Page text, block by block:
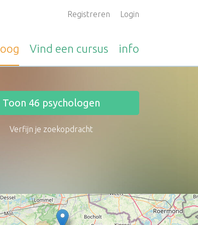
Registreren Login
Vind een cursus info
Toon 46 psychologen
Verfijn je zoekopdracht